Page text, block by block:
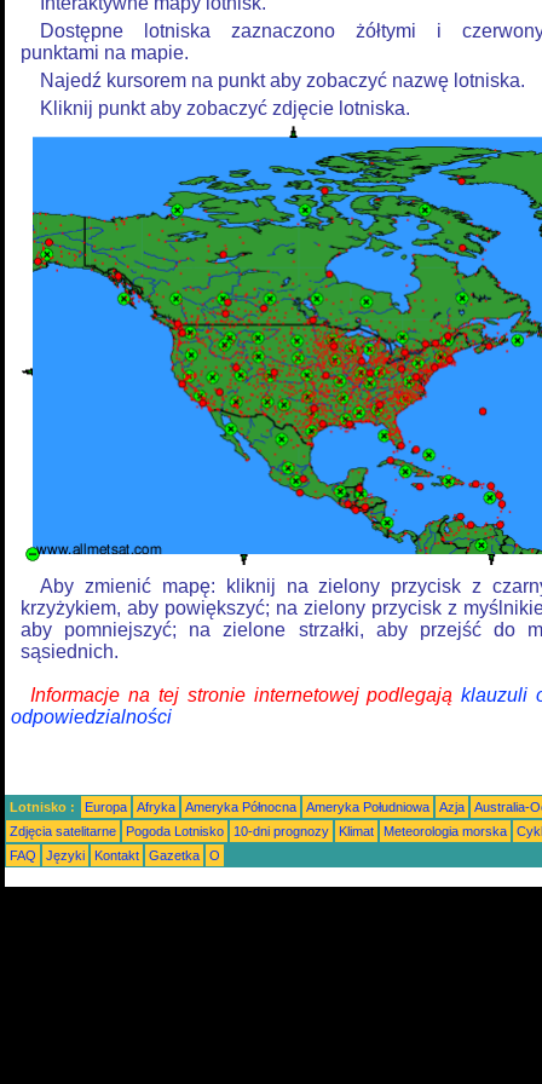
Dostępne lotniska zaznaczono żółtymi i
punktami na mapie.
Najedź kursorem na punkt aby zobaczyć nazwę lotniska.
Kliknij punkt aby zobaczyć zdjęcie lotniska.
Aby zmienić mapę: kliknij na zielony przycisk z
krzyżykiem, aby powiększyć; na zielony przycisk z
aby pomniejszyć; na zielone strzałki, aby przejść do
sąsiednich.
Informacje na tej stronie internetowej podlegająklauzuli
odpowiedzialności
Lotnisko : Europa Afryka Ameryka Północna Ameryka Południowa Azja
Australia-
Zdjęcia satelitarne
Pogoda Lotnisko 10-dni prognozy Klimat Meteorologia morska
FAQ
Języki Kontakt Gazetka O